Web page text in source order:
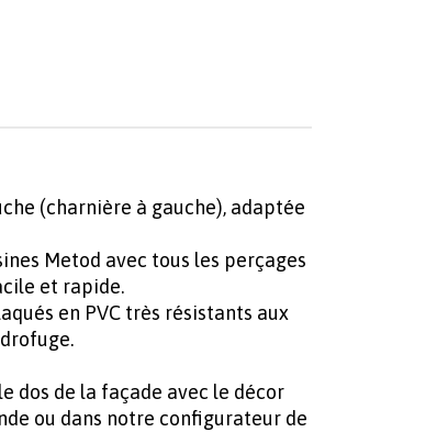
(charnière à gauche), adaptée
Metod avec tous les perçages
et rapide.
en PVC très résistants aux
dos de la façade avec le décor
ou dans notre configurateur de